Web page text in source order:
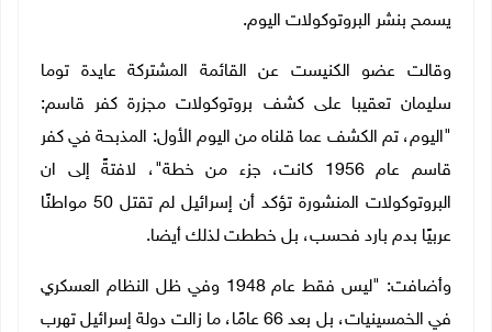
يسمح بنشر البروتوكولات اليوم.
وقالت عضو الكنيست عن القائمة المشتركة عايدة توما
سليمان تعقيبا على كشف بروتوكولات مجزرة كفر قاسم:
"اليوم، تم الكشف عما قلناه من اليوم الأول: المذبحة في كفر
قاسم عام 1956 كانت، جزء من خطة"، لافتةً إلى ان
البروتوكولات المنشورة تؤكد أن إسرائيل لم تقتل 50 مواطنًا
عربيًا بدم بارد فحسب، بل خططت لذلك أيضا.
وأضافت: "ليس فقط عام 1948 وفي ظل النظام العسكري
في الخمسينيات، بل بعد 66 عامًا، ما زالت دولة إسرائيل تهرب